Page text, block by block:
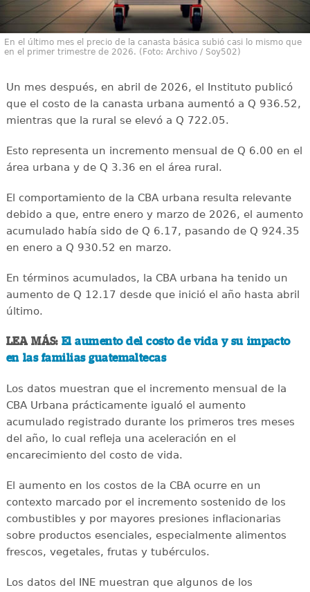
En el último mes el precio de la canasta básica subió casi lo mismo que
en el primer trimestre de 2026. (Foto: Archivo / Soy502)
Un mes después, en abril de 2026, el Instituto publicó
que el costo de la canasta urbana aumentó a Q 936.52,
mientras que la rural se elevó a Q 722.05.
Esto representa un incremento mensual de Q 6.00 en el
área urbana y de Q 3.36 en el área rural.
El comportamiento de la CBA urbana resulta relevante
debido a que, entre enero y marzo de 2026, el aumento
acumulado había sido de Q 6.17, pasando de Q 924.35
en enero a Q 930.52 en marzo.
En términos acumulados, la CBA urbana ha tenido un
aumento de Q 12.17 desde que inició el año hasta abril
último.
LEA MÁS:El aumento del costo de vida y su impacto
en las familias guatemaltecas
Los datos muestran que el incremento mensual de la
CBA Urbana prácticamente igualó el aumento
acumulado registrado durante los primeros tres meses
del año, lo cual refleja una aceleración en el
encarecimiento del costo de vida.
El aumento en los costos de la CBA ocurre en un
contexto marcado por el incremento sostenido de los
combustibles y por mayores presiones inflacionarias
sobre productos esenciales, especialmente alimentos
frescos, vegetales, frutas y tubérculos.
Los datos del INE muestran que algunos de los